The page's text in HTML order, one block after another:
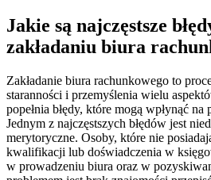
Jakie są najczęstsze
zakładaniu biura
Zakładanie biura rachunkowego to
staranności i przemyślenia wielu
popełnia błędy, które mogą wpłynąć na
Jednym z najczęstszych błędów jest
merytoryczne. Osoby, które nie
kwalifikacji lub doświadczenia w
w prowadzeniu biura oraz w